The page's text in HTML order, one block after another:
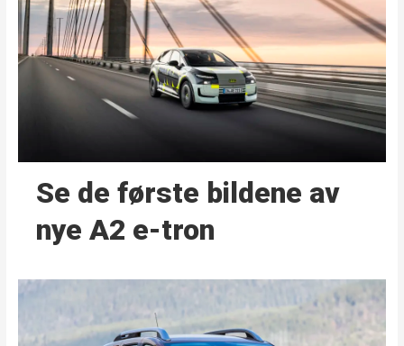
Se de første bildene av
nye A2 e-tron